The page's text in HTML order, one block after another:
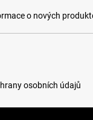
o nových
osobních údajů